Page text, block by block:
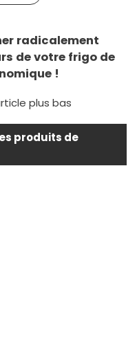
radicalement
de votre frigo de
!
plus bas
produits de